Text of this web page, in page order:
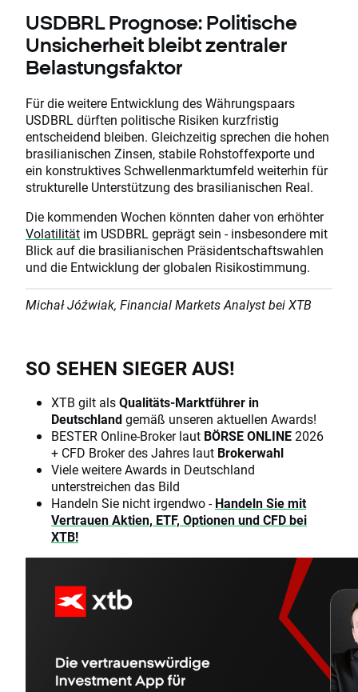
USDBRL Prognose: Politische
Unsicherheit bleibt zentraler
Belastungsfaktor
Für die weitere Entwicklung des Währungspaars
USDBRL dürften politische Risiken kurzfristig
entscheidend bleiben. Gleichzeitig sprechen die hohen
brasilianischen Zinsen, stabile Rohstoffexporte und
ein konstruktives Schwellenmarktumfeld weiterhin für
strukturelle Unterstützung des brasilianischen Real.
Die kommenden Wochen könnten daher von erhöhter
Volatilität im USDBRL geprägt sein - insbesondere mit
Blick auf die brasilianischen Präsidentschaftswahlen
und die Entwicklung der globalen Risikostimmung.
Michał Jóźwiak, Financial Markets Analyst bei XTB
SO SEHEN SIEGER AUS!
XTB gilt alsQualitäts-Marktführer in
Deutschlandgemäß unseren aktuellen Awards!
BESTER Online-Broker laut BÖRSE ONLINE2026
+ CFD Broker des Jahres laut Brokerwahl
Viele weitere Awards in Deutschland
unterstreichen das Bild
Handeln Sie nicht irgendwo -Handeln Sie mit
Vertrauen Aktien, ETF, Optionen und CFD bei
XTB!